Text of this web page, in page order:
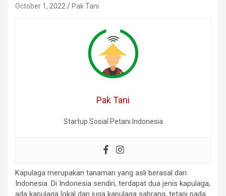
October 1, 2022 Pak Tani
Pak Tani
Startup Sosial Petani Indonesia
Kapulaga merupakan tanaman yang asli berasal dari
Indonesia. Di Indonesia sendiri, terdapat dua jenis kapulaga,
ada kapulaga lokal dan juga kapulaga sabrang, tetapi pada